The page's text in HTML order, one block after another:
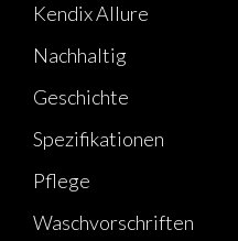
Kendix Allure
Nachhaltig
Geschichte
Spezifikationen
Pflege
Waschvorschriften